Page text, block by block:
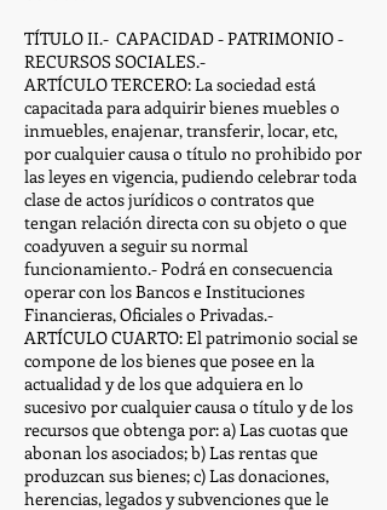
TÍTULO II.- CAPACIDAD - PATRIMONIO -
RECURSOS SOCIALES.-
ARTÍCULO TERCERO: La sociedad está
capacitada para adquirir bienes muebles o
inmuebles, enajenar, transferir, locar, etc,
por cualquier causa o título no prohibido por
las leyes en vigencia, pudiendo celebrar toda
clase de actos jurídicos o contratos que
tengan relación directa con su objeto o que
coadyuven a seguir su normal
funcionamiento.- Podrá en consecuencia
operar con los Bancos e Instituciones
Financieras, Oficiales o Privadas.-
ARTÍCULO CUARTO: El patrimonio social se
compone de los bienes que posee en la
actualidad y de los que adquiera en lo
sucesivo por cualquier causa o título y de los
recursos que obtenga por: a) Las cuotas que
abonan los asociados; b) Las rentas que
produzcan sus bienes; c) Las donaciones,
herencias, legados y subvenciones que le